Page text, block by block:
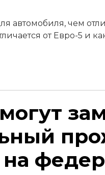
автомобиля, чем
от Евро-5 и